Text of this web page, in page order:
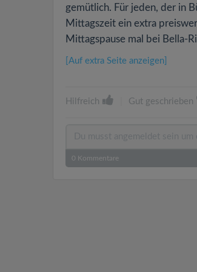
gemütlich. Für jeden, der in
Mittagszeit ein extra
Mittagspause mal bei Bella-
[Auf extra Seite anzeigen]
Hilfreich Gut geschrieben
0 Kommentare